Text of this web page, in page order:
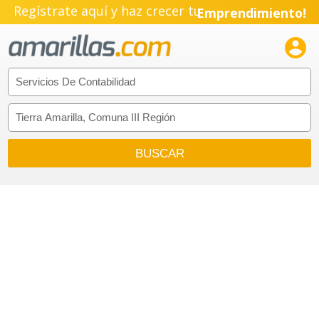
Regístrate aquí y haz crecer tuEmprendimiento!
